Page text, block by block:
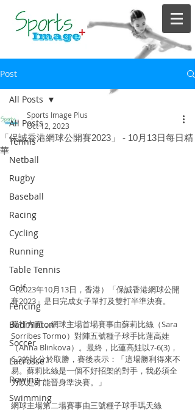
Post
All Posts
Tennis
Netball
Rugby
Baseball
Racing
Cycling
Running
Table Tennis
Golf
Fencing
Badminton
Soccer
Lacrosse
Rowing
Swimming
All Posts
「保誠香港網球公開賽2023」 - 10月13日每日精
華
Sports Image Plus
Oct 12, 2023
（2023年10月13日，香港）「保誠香港網球公開
賽2023」是日完成女子單打及雙打半準決賽。
單打方面，網球主場首場賽事由蘇莉比絲（Sara
Sorribes Tormo）對陣五號種子球手比蓮高娃
（Anna Blinkova）。最終，比蓮高娃以7-6(3)，
6-3的比分於取勝，賽後表示：「這場勝利得來不
易。蘇莉比絲是一個不好招架的對手，我必須全
力以赴才能晉身準決賽。」
網球主場第二場賽事由三號種子球手瑪天絲